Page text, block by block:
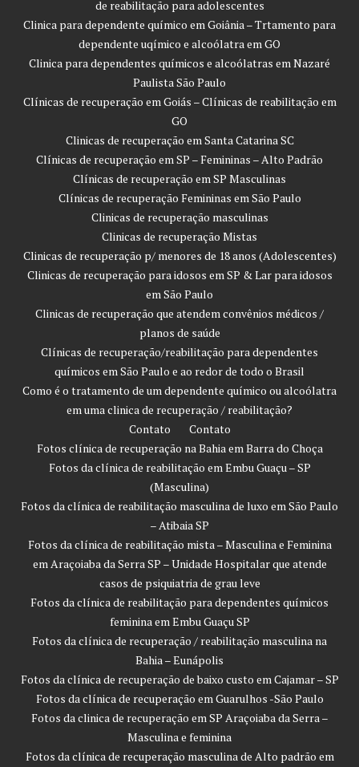
de reabilitação para adolescentes
Clinica para dependente químico em Goiânia – Trtamento para
dependente uqímico e alcoólatra em GO
Clinica para dependentes químicos e alcoólatras em Nazaré
Paulista São Paulo
Clínicas de recuperação em Goiás – Clínicas de reabilitação em
GO
Clinicas de recuperação em Santa Catarina SC
Clínicas de recuperação em SP – Femininas – Alto Padrão
Clínicas de recuperação em SP Masculinas
Clínicas de recuperação Femininas em São Paulo
Clinicas de recuperação masculinas
Clinicas de recuperação Mistas
Clinicas de recuperação p/ menores de 18 anos (Adolescentes)
Clinicas de recuperação para idosos em SP & Lar para idosos
em São Paulo
Clinicas de recuperação que atendem convênios médicos /
planos de saúde
Clínicas de recuperação/reabilitação para dependentes
químicos em São Paulo e ao redor de todo o Brasil
Como é o tratamento de um dependente químico ou alcoólatra
em uma clinica de recuperação / reabilitação?
Contato
Contato
Fotos clínica de recuperação na Bahia em Barra do Choça
Fotos da clínica de reabilitação em Embu Guaçu – SP
(Masculina)
Fotos da clínica de reabilitação masculina de luxo em São Paulo
– Atibaia SP
Fotos da clínica de reabilitação mista – Masculina e Feminina
em Araçoiaba da Serra SP – Unidade Hospitalar que atende
casos de psiquiatria de grau leve
Fotos da clínica de reabilitação para dependentes químicos
feminina em Embu Guaçu SP
Fotos da clínica de recuperação / reabilitação masculina na
Bahia – Eunápolis
Fotos da clínica de recuperação de baixo custo em Cajamar – SP
Fotos da clínica de recuperação em Guarulhos -São Paulo
Fotos da clinica de recuperação em SP Araçoiaba da Serra –
Masculina e feminina
Fotos da clínica de recuperação masculina de Alto padrão em